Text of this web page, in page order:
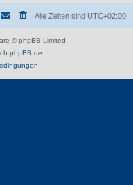
Alle Zeiten sind UTC+02:00
© phpBB Limited
phpBB.de